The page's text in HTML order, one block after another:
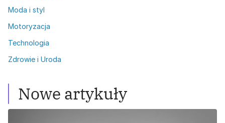
Moda i styl
Motoryzacja
Technologia
Zdrowie i Uroda
Nowe artykuły